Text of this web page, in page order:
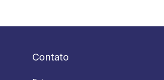
Contato